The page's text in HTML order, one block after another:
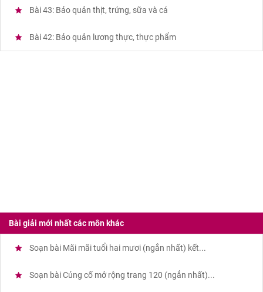
Bài 43: Bảo quản thịt, trứng, sữa và cá
Bài 42: Bảo quản lương thực, thực phẩm
Bài giải mới nhất các môn khác
Soạn bài Mãi mãi tuổi hai mươi (ngắn nhất) kết...
Soạn bài Củng cố mở rộng trang 120 (ngắn nhất)...